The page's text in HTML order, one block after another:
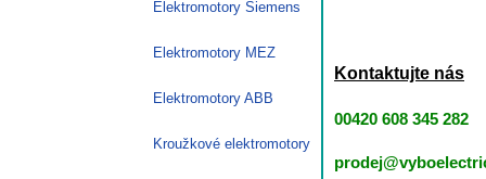
Kontaktujte nás
00420 608 345 282
Elektromotory Siemens
Elektromotory MEZ
Elektromotory ABB
Kroužkové elektromotory